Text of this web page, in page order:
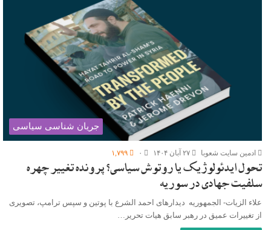
جریان شناسی سیاسی
ادمین سایت شعوبا ۲۷ آبان ۱۴۰۴ ۰ ۱,۷۹۹
تحول ایدئولوژیک یا روتوش سیاسی؟ پرونده تغییر چهره
سلفیت جهادی در سوریه
علاء الزیات- الجمهوریه دیدارهای احمد الشرع با پوتین و سپس ترامپ، تصویری
از تغییرات عمیق در رهبر سابق هیات تحریر…